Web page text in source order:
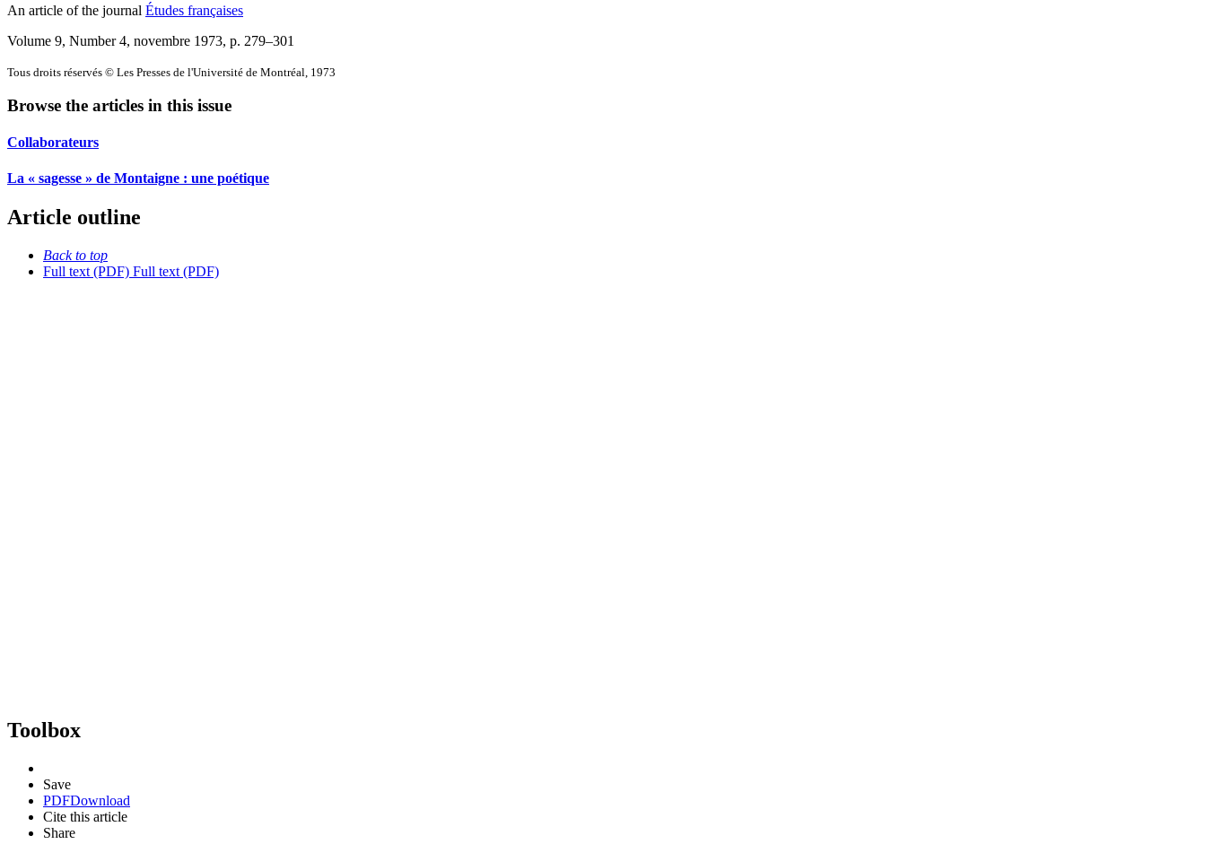
An article of the journal Études françaises
Volume 9, Number 4, novembre 1973, p. 279–301
Tous droits réservés © Les Presses de l'Université de Montréal, 1973
Browse the articles in this issue
Collaborateurs
La « sagesse » de Montaigne : une poétique
Article outline
Back to top
Full text (PDF) Full text (PDF)
Toolbox
Save
PDFDownload
Cite this article
Share